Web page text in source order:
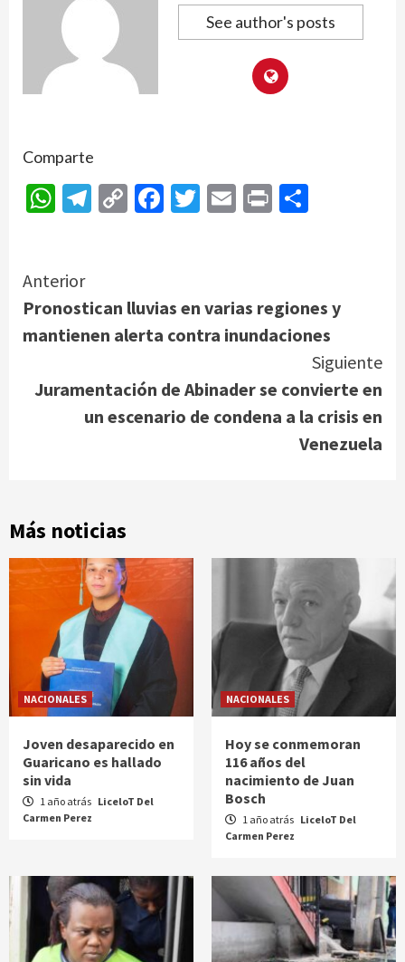
See author's posts
Comparte
WhatsApp
Telegram
CopyFacebook
Twitter
Email
Print
Continue
Reading
Anterior
Pronostican lluvias en varias regiones y
mantienen alerta contra inundaciones
Siguiente
Juramentación de Abinader se convierte en
un escenario de condena a la crisis en
Venezuela
Más noticias
NACIONALES
Joven desaparecido en
Guaricano es hallado
sin vida
1 año atrás LiceloT Del
Carmen Perez
NACIONALES
Hoy se conmemoran
116 años del
nacimiento de Juan
Bosch
1 año atrás LiceloT Del
Carmen Perez